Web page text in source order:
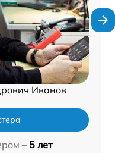
Иванов
– 5 лет